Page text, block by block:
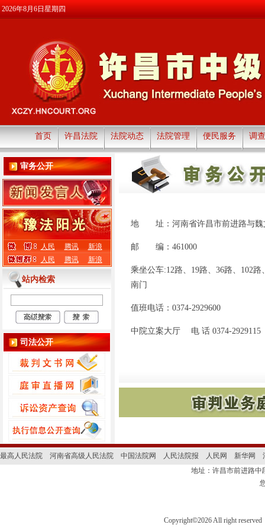
2026年8月6日星期四
首页 许昌法院 法院动态 法院管理 便民服务 调
审务公开
人民 腾讯
新浪
人民
腾讯 新浪
站内检索
司法公开
地 址：河南省许昌市前进路与魏
邮 编：461000
乘坐公车:12路、19路、36路、102
南门
值班电话：0374-2929600
中院立案大厅 电 话 0374-2929115
最高人民法院 河南省高级人民法院 中国法院网 人民法院报 人民网 新华网
地址：许昌市前进路
Copyright©2026 All right